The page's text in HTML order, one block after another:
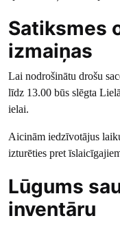
Satiksmes
izmaiņas
Lai nodrošinātu drošu
līdz 13.00 būs slēgta
ielai.
Aicinām iedzīvotājus
izturēties pret
Lūgums
inventāru